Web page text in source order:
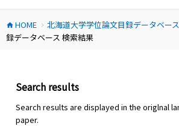
ス
キ
home HOME chevron_right 北海道大学学位論文目録データベース
録データベース 検索結果
Search results
Search results are displayed in the origlnal
paper.